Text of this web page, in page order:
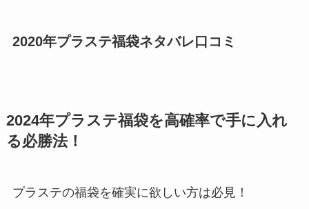
2020年プラステ福袋ネタバレ 口コミ
2024年プラステ福袋を高確率で手に入れ
る必勝法！
プラステの福袋を確実に欲しい方は必見！